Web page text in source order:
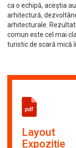
ca o echipă, aceștia
arhitectură,
arhitecturale.
comun este cel mai
turistic de scară mică
Layout
Expoziție